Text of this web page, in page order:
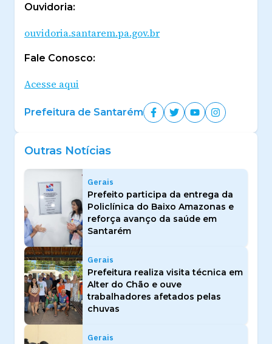
Ouvidoria:
ouvidoria.santarem.pa.gov.br
Fale Conosco:
Acesse aqui
Prefeitura de Santarém
Outras Notícias
Gerais
Prefeito participa da entrega da
Policlínica do Baixo Amazonas e
reforça avanço da saúde em
Santarém
Gerais
Prefeitura realiza visita técnica em
Alter do Chão e ouve
trabalhadores afetados pelas
chuvas
Gerais